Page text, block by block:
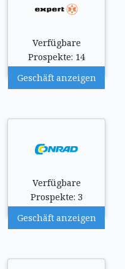
Verfügbare
Prospekte: 14
Geschäft anzeigen
Verfügbare
Prospekte: 3
Geschäft anzeigen